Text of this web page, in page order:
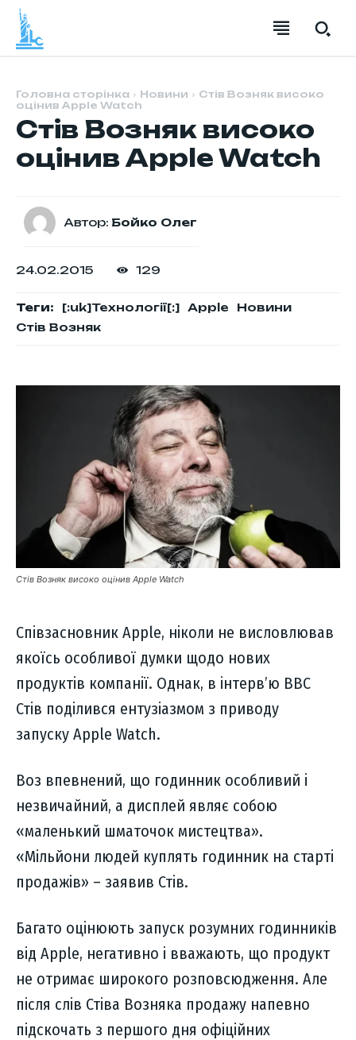
НОВИНИ
ГАДЖЕТИ
СТАТТІ
НОВИНИ
ГАДЖЕТИ
СТАТТІ
НОВИНИ
ГАДЖЕТИ
ГЕЙМДЕВ
СТАТТІ
НОВИНИ
ГАДЖЕТИ
ГЕЙМДЕВ
СТАТТІ
Головна сторінка Новини
Стів Возняк високо
оцінив Apple Watch
Стів Возняк високо
оцінив Apple Watch
Автор: Бойко Олег
24.02.2015 129
Теги: [:uk]Технології[:] Apple
Новини
Стів Возняк
Стів Возняк високо оцінив Apple Watch
Співзасновник Apple, ніколи не висловлював
якоїсь особливої думки щодо нових
продуктів компанії. Однак, в інтерв’ю BBC
Стів поділився ентузіазмом з приводу
запуску Apple Watch.
Воз впевнений, що годинник особливий і
незвичайний, а дисплей являє собою
«маленький шматочок мистецтва».
«Мільйони людей куплять годинник на старті
продажів» – заявив Стів.
Багато оцінюють запуск розумних годинників
від Apple, негативно і вважають, що продукт
не отримає широкого розповсюдження. Але
після слів Стіва Возняка продажу напевно
підскочать з першого дня офіційних